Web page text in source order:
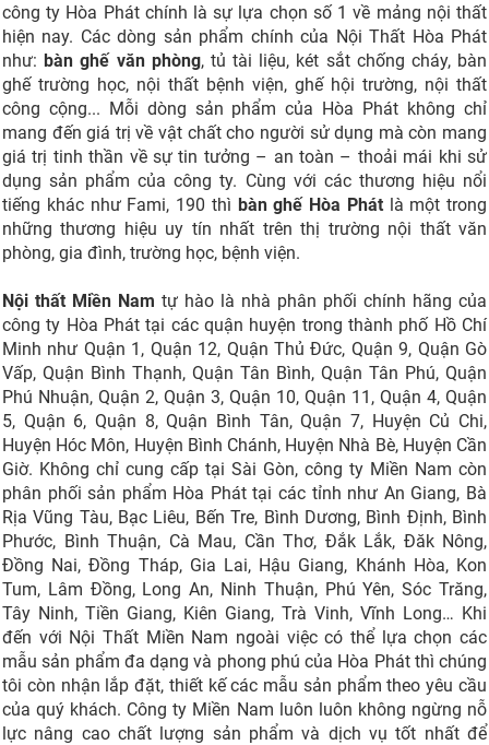
công ty Hòa Phát chính là sự lựa chọn số 1 về mảng nội thất
hiện nay. Các dòng sản phẩm chính của Nội Thất Hòa Phát
như:bàn ghế văn phòng, tủ tài liệu, két sắt chống cháy, bàn
ghế trường học, nội thất bệnh viện, ghế hội trường, nội thất
công cộng... Mỗi dòng sản phẩm của Hòa Phát không chỉ
mang đến giá trị về vật chất cho người sử dụng mà còn mang
giá trị tinh thần về sự tin tưởng – an toàn – thoải mái khi sử
dụng sản phẩm của công ty. Cùng với các thương hiệu nổi
tiếng khác như Fami, 190 thì bàn ghế Hòa Phátlà một trong
những thương hiệu uy tín nhất trên thị trường nội thất văn
phòng, gia đình, trường học, bệnh viện.
Nội thất Miền Nam tự hào là nhà phân phối chính hãng của
công ty Hòa Phát tại các quận huyện trong thành phố Hồ Chí
Minh như Quận 1, Quận 12, Quận Thủ Đức, Quận 9, Quận Gò
Vấp, Quận Bình Thạnh, Quận Tân Bình, Quận Tân Phú, Quận
Phú Nhuận, Quận 2, Quận 3, Quận 10, Quận 11, Quận 4, Quận
5, Quận 6, Quận 8, Quận Bình Tân, Quận 7, Huyện Củ Chi,
Huyện Hóc Môn, Huyện Bình Chánh, Huyện Nhà Bè, Huyện Cần
Giờ. Không chỉ cung cấp tại Sài Gòn, công ty Miền Nam còn
phân phối sản phẩm Hòa Phát tại các tỉnh như An Giang, Bà
Rịa Vũng Tàu, Bạc Liêu, Bến Tre, Bình Dương, Bình Định, Bình
Phước, Bình Thuận, Cà Mau, Cần Thơ, Đắk Lắk, Đăk Nông,
Đồng Nai, Đồng Tháp, Gia Lai, Hậu Giang, Khánh Hòa, Kon
Tum, Lâm Đồng, Long An, Ninh Thuận, Phú Yên, Sóc Trăng,
Tây Ninh, Tiền Giang, Kiên Giang, Trà Vinh, Vĩnh Long… Khi
đến với Nội Thất Miền Nam ngoài việc có thể lựa chọn các
mẫu sản phẩm đa dạng và phong phú của Hòa Phát thì chúng
tôi còn nhận lắp đặt, thiết kế các mẫu sản phẩm theo yêu cầu
của quý khách. Công ty Miền Nam luôn luôn không ngừng nỗ
lực nâng cao chất lượng sản phẩm và dịch vụ tốt nhất để